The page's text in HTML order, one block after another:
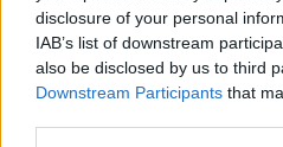
disclosure of your personal
IAB’s list of downstream
also be disclosed by us to third
Downstream Participants that